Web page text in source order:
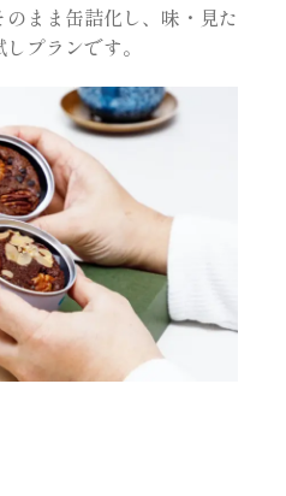
まま缶詰化し、味・見た
プランです。